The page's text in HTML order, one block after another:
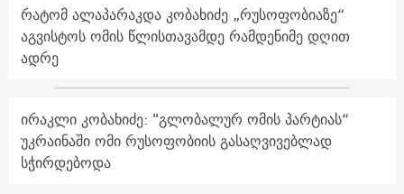
რატომ ალაპარაკდა კობახიძე „რუსოფობიაზე“
აგვისტოს ომის წლისთავამდე რამდენიმე დღით
ადრე
ირაკლი კობახიძე: "გლობალურ ომის პარტიას“
უკრაინაში ომი რუსოფობიის გასაღვივებლად
სჭირდებოდა